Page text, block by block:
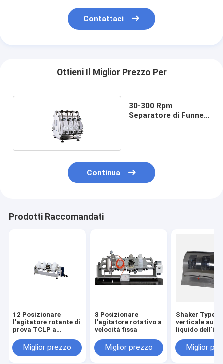
Contattaci
Ottieni Il Miglior Prezzo Per
30-300 Rpm
Separatore di Funnel
Continua
Prodotti Raccomandati
12 Posizionare
l'agitatore rotante di
prova TCLP a
Miglior prezzo
8 Posizionare
l'agitatore rotativo a
velocità fissa
Miglior prezzo
Shaker Type
verticale
liquido
che scuote 8
supporti del
Miglior